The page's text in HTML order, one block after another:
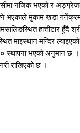
सीमा नजिक भएको र
भएकाले मुकाम खडा
हात्तीटार हुँदै
माइस्थान मन्दिर
स्थापना भएको अनुमान छ ।
राखिएको छ ।